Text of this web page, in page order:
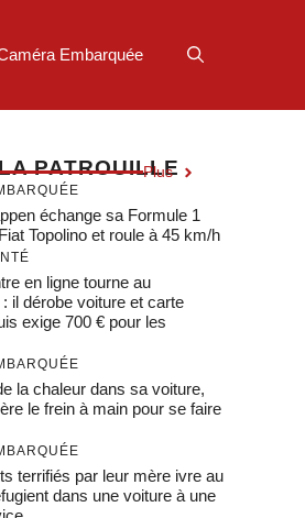
Embarquée
PATROUILLE
Plus
échange sa Formule 1
Topolino et roule à 45 km/h
en ligne tourne au
il dérobe voiture et carte
exige 700 € pour les
la chaleur dans sa voiture,
le frein à main pour se faire
terrifiés par leur mère ivre au
dans une voiture à une